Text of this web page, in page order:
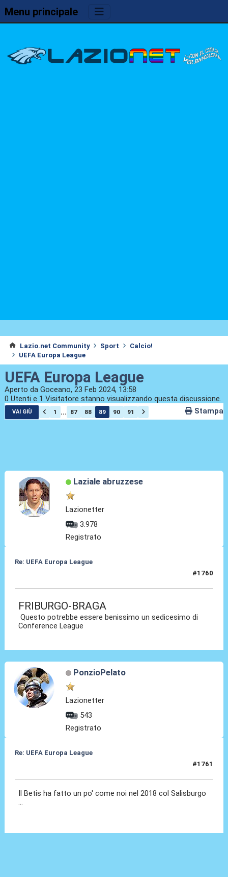
Menu principale
Lazio.net Community Sport
Calcio!
UEFA Europa League
UEFA Europa League
Aperto da Goceano, 23 Feb 2024, 13:58
0 Utenti e 1 Visitatore stanno visualizzando questa discussione.
VAI GIÙ 1 ... 87 88 89 90 91 Stampa
Laziale abruzzese
Lazionetter
3.978
Registrato
Re: UEFA Europa League
#1760
FRIBURGO-BRAGA
Questo potrebbe essere benissimo un sedicesimo di
Conference League
PonzioPelato
Lazionetter
543
Registrato
Re: UEFA Europa League
#1761
Il Betis ha fatto un po' come noi nel 2018 col Salisburgo
...